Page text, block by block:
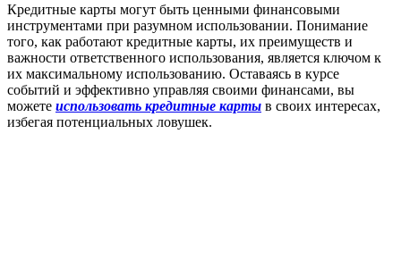
Кредитные карты могут быть ценными финансовыми
инструментами при разумном использовании. Понимание
того, как работают кредитные карты, их преимуществ и
важности ответственного использования, является ключом к
их максимальному использованию. Оставаясь в курсе
событий и эффективно управляя своими финансами, вы
можете использовать кредитные карты в своих интересах,
избегая потенциальных ловушек.